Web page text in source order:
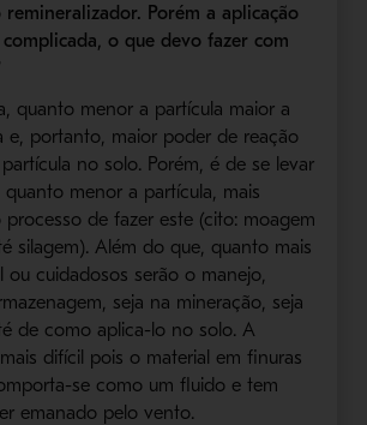
Porém a aplicação
o que devo fazer com
quanto menor a partícula maior a
e, portanto, maior poder de reação
no solo. Porém, é de se levar
menor a partícula, mais
processo de fazer este (cito: moagem
silagem). Além do que, quanto mais
ou cuidadosos serão o manejo,
seja na mineração, seja
de como aplica-lo no solo. A
difícil pois o material em finuras
se como um fluido e tem
emanado pelo vento.